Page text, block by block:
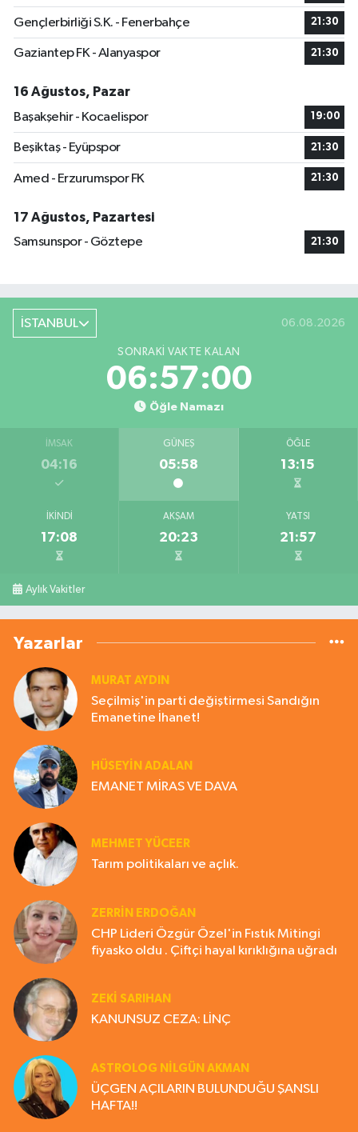
Gençlerbirliği S.K. - Fenerbahçe 21:30
Gaziantep FK - Alanyaspor 21:30
16 Ağustos, Pazar
Başakşehir - Kocaelispor
19:00
Beşiktaş - Eyüpspor 21:30
Amed - Erzurumspor FK 21:30
17 Ağustos, Pazartesi
Samsunspor - Göztepe
21:30
İSTANBUL 06.08.2026
SONRAKI VAKTE KALAN
06:56:59
Öğle Namazı
İMSAK
04:16
GÜNEŞ
05:58
ÖĞLE
13:15
İKINDI
17:08
AKŞAM
20:23
YATSI
21:57
Aylık Vakitler
Yazarlar
MURAT AYDIN
Seçilmiş'in parti değiştirmesi Sandığın
Emanetine İhanet!
HÜSEYIN ADALAN
EMANET MİRAS VE DAVA
MEHMET YÜCEER
Tarım politikaları ve açlık.
ZERRIN ERDOĞAN
CHP Lideri Özgür Özel'in Fıstık Mitingi
fiyasko oldu . Çiftçi hayal kırıklığına uğradı
ZEKI SARIHAN
KANUNSUZ CEZA: LİNÇ
ASTROLOG NILGÜN AKMAN
ÜÇGEN AÇILARIN BULUNDUĞU ŞANSLI
HAFTA!!